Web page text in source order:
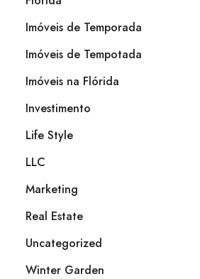
Imóveis de Temporada
Imóveis de Tempotada
Imóveis na Flórida
Investimento
Life Style
LLC
Marketing
Real Estate
Uncategorized
Winter Garden